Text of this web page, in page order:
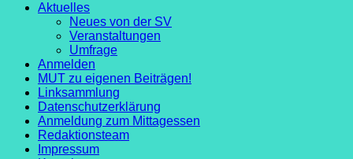
Aktuelles
Neues von der SV
Veranstaltungen
Umfrage
Anmelden
MUT zu eigenen Beiträgen!
Linksammlung
Datenschutzerklärung
Anmeldung zum Mittagessen
Redaktionsteam
Impressum